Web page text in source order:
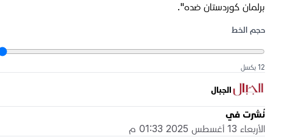
برلمان كوردستان ضده".
حجم الخط
12 بكسل
الجبال
نُشرت في
الأربعاء 13 أغسطس 2025 01:33 م